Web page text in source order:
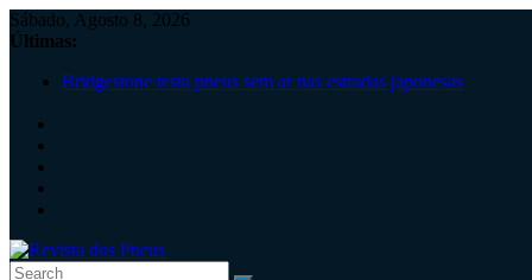
Skip
to
Sábado, Agosto 8, 2026
Últimas:
Bridgestone testa pneus sem ar nas estradas japonesas